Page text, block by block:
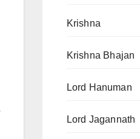
Krishna
Krishna Bhajan
Lord Hanuman
Lord Jagannath